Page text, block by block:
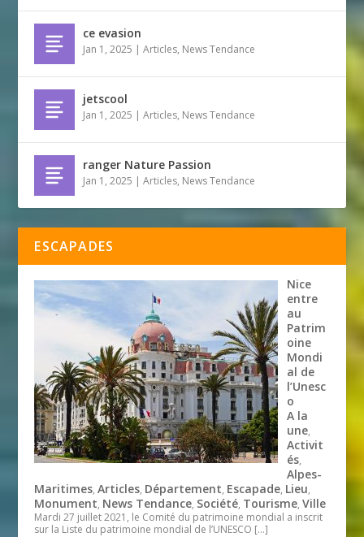
ce evasion
Jan 1, 2025 |Articles, News Tendance
jetscool
Jan 1, 2025 |Articles, News Tendance
ranger Nature Passion
Jan 1, 2025 |Articles, News Tendance
ESCAPADES
Nice
entre
au
Patrim
oine
Mondi
al de
l’Unesc
o
A la
une,
Activit
és,
Alpes-
Maritimes,Articles, Département, Escapade, Lieu,
Monument, News Tendance, Société, Tourisme,Ville
Mardi 27 juillet 2021, le Comité du patrimoine mondial a inscrit
sur la Liste du patrimoine mondial de l’UNESCO […]